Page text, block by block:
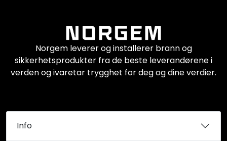
Norgem leverer og installerer brann og
sikkerhetsprodukter fra de beste leverandørene i
verden og ivaretar trygghet for deg og dine verdier.
Info